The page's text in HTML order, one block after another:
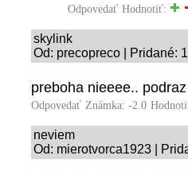
Odpovedať Hodnotiť:
skylink
Od: precopreco | Pridané:
preboha nieeee..
Odpovedať Známka: -2.0
neviem
Od: mierotvorca1923 |